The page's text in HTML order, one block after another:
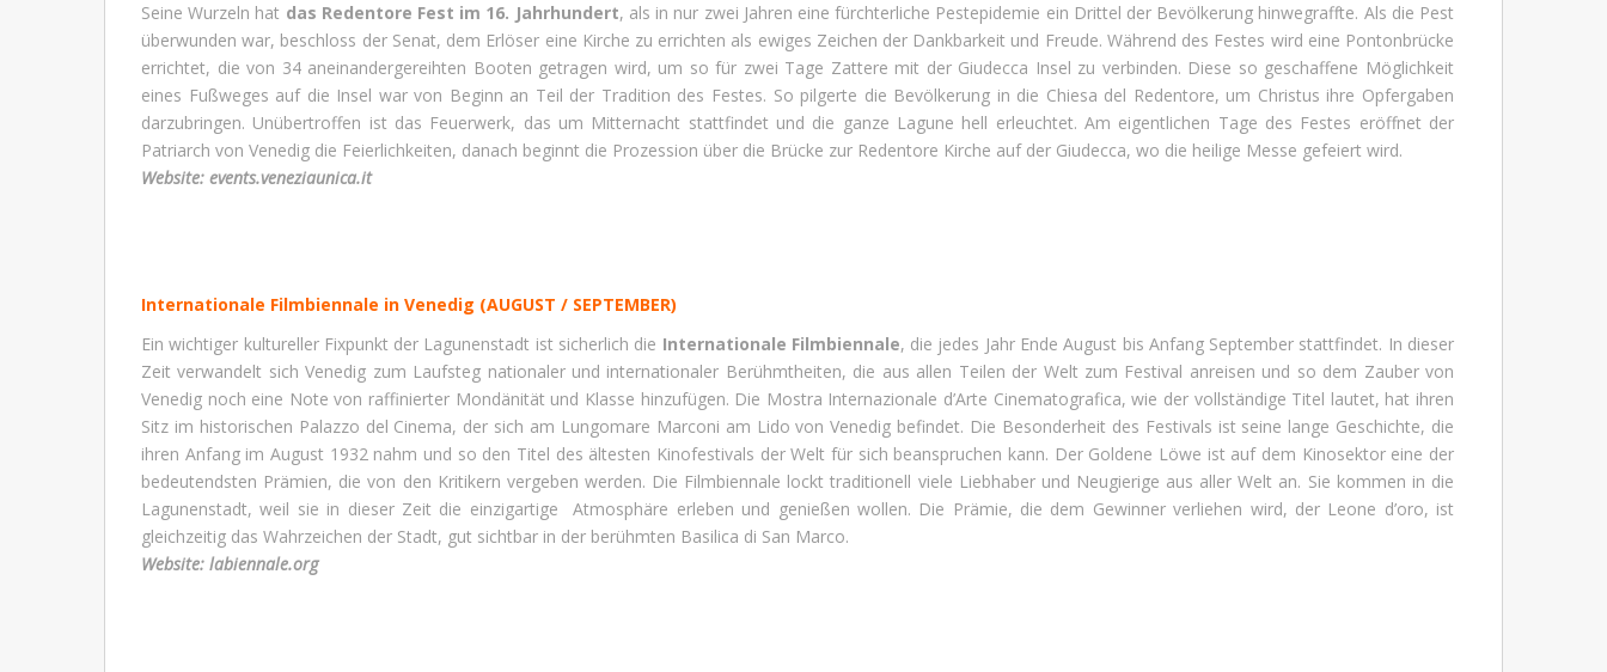
Seine Wurzeln hat das Redentore Fest im 16. Jahrhundert, als in nur zwei Jahren eine fürchterliche Pestepidemie ein Drittel der Bevölkerung hinwegraffte. Als die Pest
überwunden war, beschloss der Senat, dem Erlöser eine Kirche zu errichten als ewiges Zeichen der Dankbarkeit und Freude. Während des Festes wird eine Pontonbrücke
errichtet, die von 34 aneinandergereihten Booten getragen wird, um so für zwei Tage Zattere mit der Giudecca Insel zu verbinden. Diese so geschaffene Möglichkeit
eines Fußweges auf die Insel war von Beginn an Teil der Tradition des Festes. So pilgerte die Bevölkerung in die Chiesa del Redentore, um Christus ihre Opfergaben
darzubringen. Unübertroffen ist das Feuerwerk, das um Mitternacht stattfindet und die ganze Lagune hell erleuchtet. Am eigentlichen Tage des Festes eröffnet der
Patriarch von Venedig die Feierlichkeiten, danach beginnt die Prozession über die Brücke zur Redentore Kirche auf der Giudecca, wo die heilige Messe gefeiert wird.
Website: events.veneziaunica.it
Internationale Filmbiennale in Venedig (AUGUST / SEPTEMBER)
Ein wichtiger kultureller Fixpunkt der Lagunenstadt ist sicherlich die Internationale Filmbiennale, die jedes Jahr Ende August bis Anfang September stattfindet. In dieser
Zeit verwandelt sich Venedig zum Laufsteg nationaler und internationaler Berühmtheiten, die aus allen Teilen der Welt zum Festival anreisen und so dem Zauber von
Venedig noch eine Note von raffinierter Mondänität und Klasse hinzufügen. Die Mostra Internazionale d’Arte Cinematografica, wie der vollständige Titel lautet, hat ihren
Sitz im historischen Palazzo del Cinema, der sich am Lungomare Marconi am Lido von Venedig befindet. Die Besonderheit des Festivals ist seine lange Geschichte, die
ihren Anfang im August 1932 nahm und so den Titel des ältesten Kinofestivals der Welt für sich beanspruchen kann. Der Goldene Löwe ist auf dem Kinosektor eine der
bedeutendsten Prämien, die von den Kritikern vergeben werden. Die Filmbiennale lockt traditionell viele Liebhaber und Neugierige aus aller Welt an. Sie kommen in die
Lagunenstadt, weil sie in dieser Zeit die einzigartige Atmosphäre erleben und genießen wollen. Die Prämie, die dem Gewinner verliehen wird, der Leone d’oro, ist
gleichzeitig das Wahrzeichen der Stadt, gut sichtbar in der berühmten Basilica di San Marco.
Website: labiennale.org